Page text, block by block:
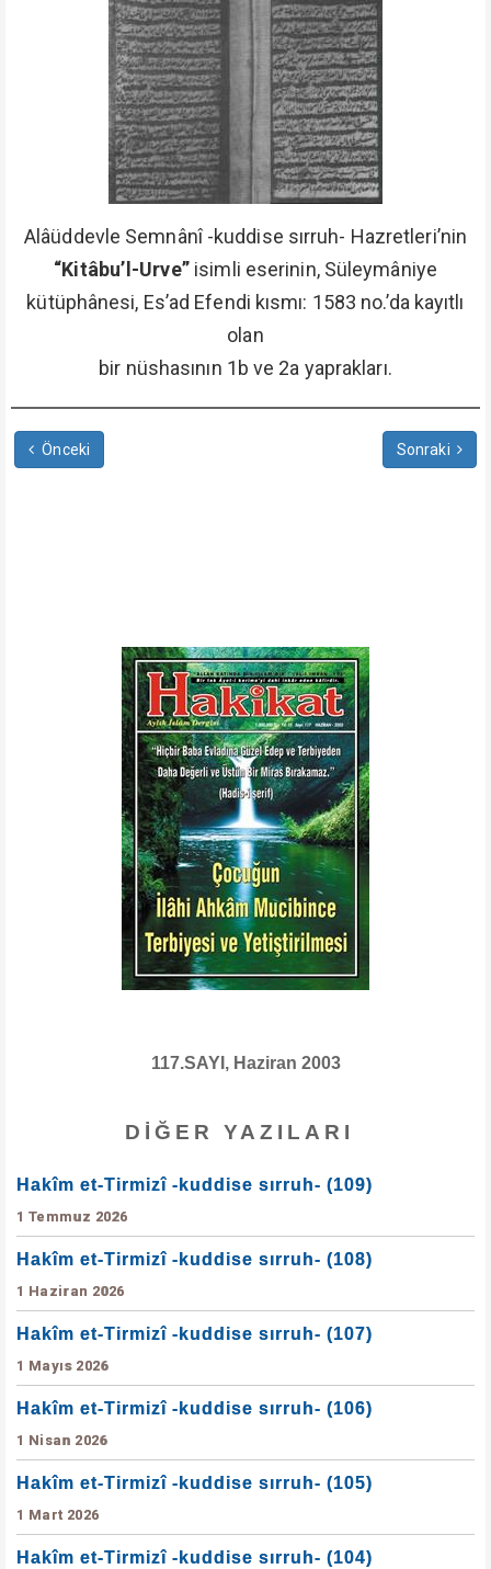
Alâüddevle Semnânî -kuddise sırruh- Hazretleri’nin
“Kitâbu’l-Urve” isimli eserinin, Süleymâniye
kütüphânesi, Es’ad Efendi kısmı: 1583 no.’da kayıtlı
olan
bir nüshasının 1b ve 2a yaprakları.
Önceki Sonraki
117.SAYI, Haziran 2003
DIĞER YAZILARI
Hakîm et-Tirmizî -kuddise sırruh- (109)
1 Temmuz 2026
Hakîm et-Tirmizî -kuddise sırruh- (108)
1 Haziran 2026
Hakîm et-Tirmizî -kuddise sırruh- (107)
1 Mayıs 2026
Hakîm et-Tirmizî -kuddise sırruh- (106)
1 Nisan 2026
Hakîm et-Tirmizî -kuddise sırruh- (105)
1 Mart 2026
Hakîm et-Tirmizî -kuddise sırruh- (104)